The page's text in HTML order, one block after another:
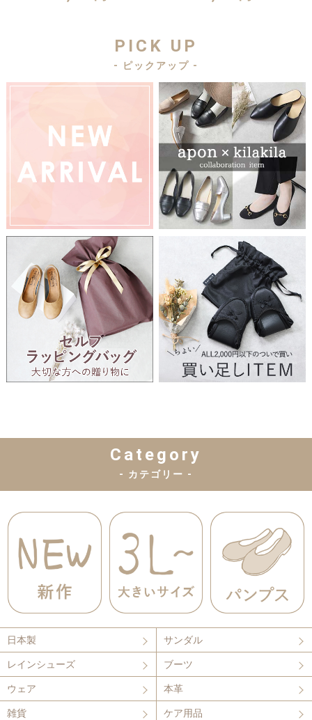
PICK UP
- ピックアップ -
Category
- カテゴリー -
日本製 サンダル
レインシューズ ブーツ
ウェア 本革
雑貨 ケア用品